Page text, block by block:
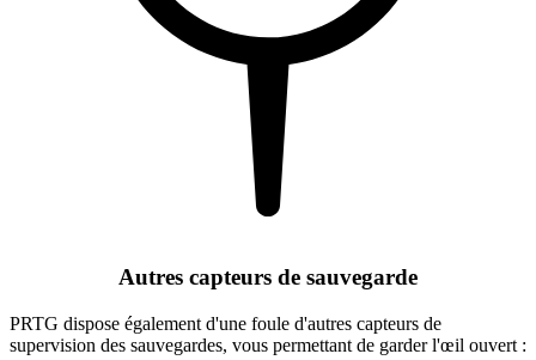
Autres capteurs de sauvegarde
PRTG dispose également d'une foule d'autres capteurs de
supervision des sauvegardes, vous permettant de garder l'œil ouvert :